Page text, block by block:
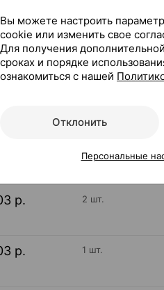
На карте
р. 2 шт.
р. 1 шт.
Вы можете настроить
cookie или изменить свое
Для получения
сроках и порядке
ознакомиться с нашей
Отклонить
Персональные